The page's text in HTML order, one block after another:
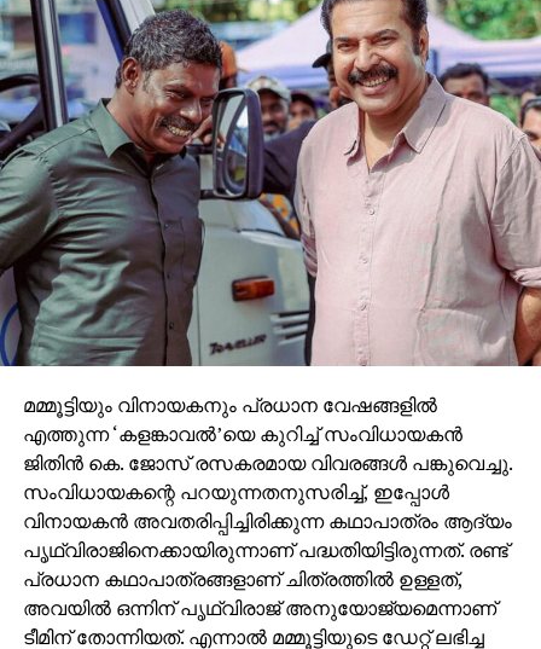
മമ്മൂട്ടിയും വിനായകനും പ്രധാന വേഷങ്ങളില്‍
എത്തുന്ന ‘കളങ്കാവല്‍’യെ കുറിച്ച് സംവിധായകന്‍
ജിതിന്‍ കെ. ജോസ് രസകരമായ വിവരങ്ങള്‍ പങ്കുവെച്ചു.
സംവിധായകന്റെ പറയുന്നതനുസരിച്ച്, ഇപ്പോള്‍
വിനായകന്‍ അവതരിപ്പിച്ചിരിക്കുന്ന കഥാപാത്രം ആദ്യം
പൃഥ്വിരാജിനെക്കായിരുന്നാണ് പദ്ധതിയിട്ടിരുന്നത്. രണ്ട്
പ്രധാന കഥാപാത്രങ്ങളാണ് ചിത്രത്തില്‍ ഉള്ളത്,
അവയില്‍ ഒന്നിന് പൃഥ്വിരാജ് അനുയോജ്യമെന്നാണ്
ടീമിന് തോന്നിയത്. എന്നാല്‍ മമ്മൂട്ടിയുടെ ഡേറ്റ് ലഭിച്ച